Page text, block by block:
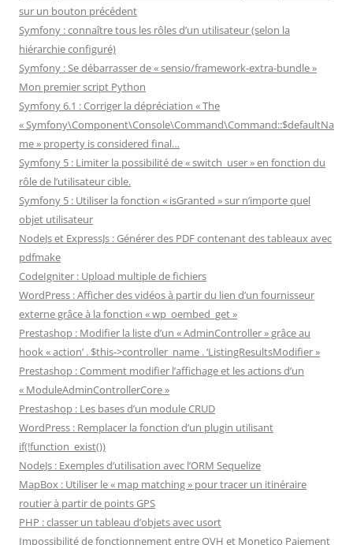
sur un bouton précédent
Symfony : connaître tous les rôles d’un utilisateur (selon la
hiérarchie configuré)
Symfony : Se débarrasser de « sensio/framework-extra-bundle »
Mon premier script Python
Symfony 6.1 : Corriger la dépréciation « The
« Symfony\Component\Console\Command\Command::$defaultNa
me » property is considered final…
Symfony 5 : Limiter la possibilité de « switch_user » en fonction du
rôle de l’utilisateur cible.
Symfony 5 : Utiliser la fonction « isGranted » sur n’importe quel
objet utilisateur
NodeJs et ExpressJs : Générer des PDF contenant des tableaux avec
pdfmake
CodeIgniter : Upload multiple de fichiers
WordPress : Afficher des vidéos à partir du lien d’un fournisseur
externe grâce à la fonction « wp_oembed_get »
Prestashop : Modifier la liste d’un « AdminController » grâce au
hook « action’ . $this->controller_name . ‘ListingResultsModifier »
Prestashop : Comment modifier l’affichage et les actions d’un
« ModuleAdminControllerCore »
Prestashop : Les bases d’un module CRUD
WordPress : Remplacer la fonction d’un plugin utilisant
if(!function_exist())
NodeJs : Exemples d’utilisation avec l’ORM Sequelize
MapBox : Utiliser le « map matching » pour tracer un itinéraire
routier à partir de points GPS
PHP : classer un tableau d’objets avec usort
Impossibilité de fonctionnement entre OVH et Monetico Paiement